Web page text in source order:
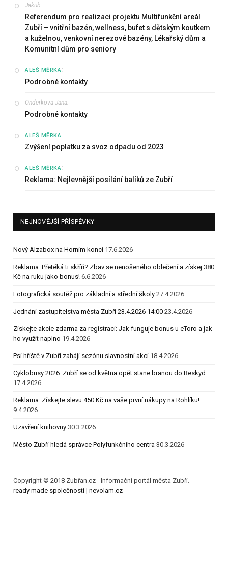
Jakub:
Referendum pro realizaci projektu Multifunkční areál
Zubří – vnitřní bazén, wellness, bufet s dětským koutkem
a kuželnou, venkovní nerezové bazény, Lékařský dům a
Komunitní dům pro seniory
ALEŠ MĚRKA:
Podrobné kontakty
Onderkova Jana:
Podrobné kontakty
ALEŠ MĚRKA:
Zvýšení poplatku za svoz odpadu od 2023
ALEŠ MĚRKA:
Reklama: Nejlevnější posílání balíků ze Zubří
NEJNOVĚJŠÍ PŘÍSPĚVKY
Nový Alzabox na Horním konci 17.6.2026
Reklama: Přetéká ti skříň? Zbav se nenošeného oblečení a získej 380
Kč na ruku jako bonus! 6.6.2026
Fotografická soutěž pro základní a střední školy 27.4.2026
Jednání zastupitelstva města Zubří 23.4.2026 14:00 23.4.2026
Získejte akcie zdarma za registraci: Jak funguje bonus u eToro a jak
ho využít naplno 19.4.2026
Psí hřiště v Zubří zahájí sezónu slavnostní akcí 18.4.2026
Cyklobusy 2026: Zubří se od května opět stane branou do Beskyd
17.4.2026
Reklama: Získejte slevu 450 Kč na vaše první nákupy na Rohlíku!
9.4.2026
Uzavření knihovny 30.3.2026
Město Zubří hledá správce Polyfunkčního centra 30.3.2026
Copyright © 2018 Zubřan.cz - Informační portál města Zubří.
ready made společnosti | nevolam.cz